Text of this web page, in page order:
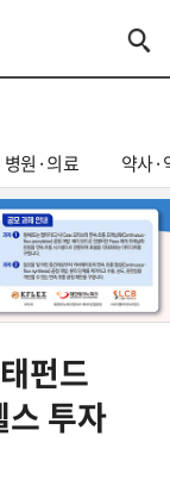
병원·의료 약사·
펀드
투자